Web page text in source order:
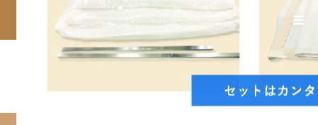
タンブラーマット表_特許関連申請済